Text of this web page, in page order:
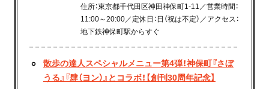
住所：東京都千代田区神田神保町1-11／営業時間：
11:00～20:00／定休日：日（祝は不定）／アクセス：
地下鉄神保町駅からすぐ
散歩の達人スペシャルメニュー第4弾！神保町『さぼ
うる』『肆（ヨン）』とコラボ！【創刊30周年記念】